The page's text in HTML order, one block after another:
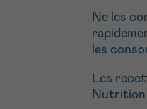
Ne les
les
Les
Nutrition